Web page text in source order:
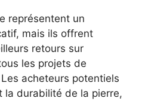
représentent un
mais ils offrent
retours sur
les projets de
acheteurs potentiels
la durabilité de la pierre,